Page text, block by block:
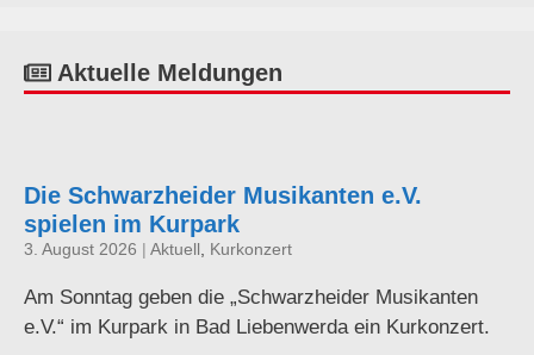
Aktuelle Meldungen
Die Schwarzheider Musikanten e.V.
spielen im Kurpark
3. August 2026 Aktuell , Kurkonzert
Am Sonntag geben die „Schwarzheider Musikanten
e.V.“ im Kurpark in Bad Liebenwerda ein Kurkonzert.